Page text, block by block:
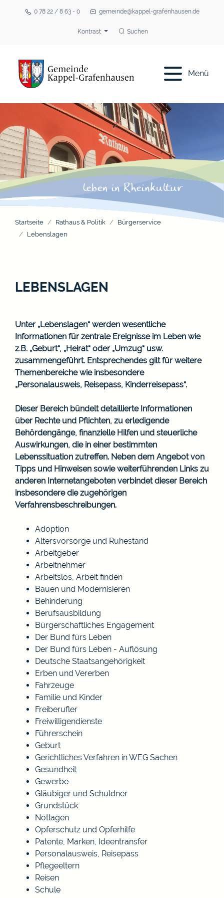
0 78 22 / 8 63 - 0 gemeinde@kappel-grafenhausen.de
Kontrast Suchen
Menü
Startseite Rathaus & Politik
Bürgerservice
Lebenslagen
LEBENSLAGEN
Unter „Lebenslagen“ werden wesentliche
Informationen für zentrale Ereignisse im Leben wie
z.B. „Geburt“, „Heirat“ oder „Umzug“ usw.
zusammengeführt. Entsprechendes gilt für weitere
Themenbereiche wie insbesondere
„Personalausweis, Reisepass, Kinderreisepass“.
Dieser Bereich bündelt detaillierte Informationen
über Rechte und Pflichten, zu erledigende
Behördengänge, finanzielle Hilfen und steuerliche
Auswirkungen, die in einer bestimmten
Lebenssituation zutreffen. Neben dem Angebot von
Tipps und Hinweisen sowie weiterführenden Links zu
anderen Internetangeboten verbindet dieser Bereich
insbesondere die zugehörigen
Verfahrensbeschreibungen.
Adoption
Altersvorsorge und Ruhestand
Arbeitgeber
Arbeitnehmer
Arbeitslos, Arbeit finden
Bauen und Modernisieren
Behinderung
Berufsausbildung
Bürgerschaftliches Engagement
Der Bund fürs Leben
Der Bund fürs Leben - Auflösung
Deutsche Staatsangehörigkeit
Erben und Vererben
Fahrzeuge
Familie und Kinder
Freiberufler
Freiwilligendienste
Führerschein
Geburt
Gerichtliches Verfahren in WEG Sachen
Gesundheit
Gewerbe
Gläubiger und Schuldner
Grundstück
Notlagen
Opferschutz und Opferhilfe
Patente, Marken, Ideentransfer
Personalausweis, Reisepass
Pflegeeltern
Reisen
Schule